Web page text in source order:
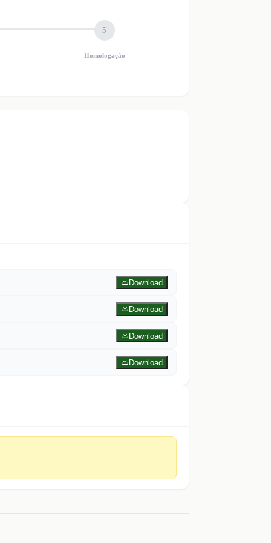
5
Homologação
Download
Download
Download
Download